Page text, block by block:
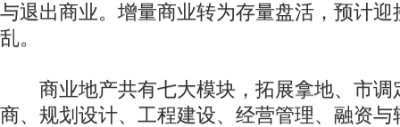
与退出商业。增量商业转为存量盘活，预计迎
乱。
商业地产共有七大模块，拓展拿地、市调
商、规划设计、工程建设、经营管理、融资